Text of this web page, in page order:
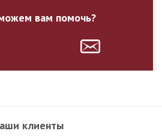
вам помочь?
клиенты